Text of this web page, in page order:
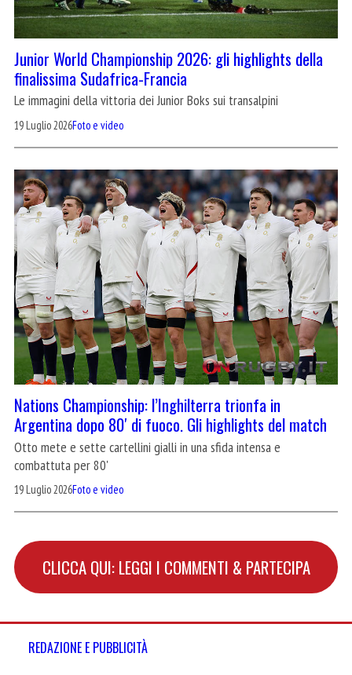
Junior World Championship 2026: gli highlights della
finalissima Sudafrica-Francia
Le immagini della vittoria dei Junior Boks sui transalpini
19 Luglio 2026Foto e video
Nations Championship: l’Inghilterra trionfa in
Argentina dopo 80′ di fuoco. Gli highlights del match
Otto mete e sette cartellini gialli in una sfida intensa e
combattuta per 80'
19 Luglio 2026Foto e video
CLICCA QUI: LEGGI I COMMENTI & PARTECIPA
REDAZIONE E PUBBLICITÀ